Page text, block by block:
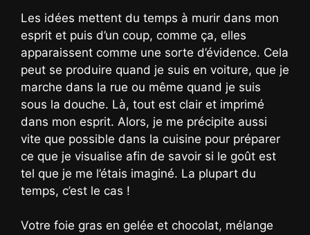
Les idées mettent du temps à murir dans mon
esprit et puis d’un coup, comme ça, elles
apparaissent comme une sorte d’évidence. Cela
peut se produire quand je suis en voiture, que je
marche dans la rue ou même quand je suis
sous la douche. Là, tout est clair et imprimé
dans mon esprit. Alors, je me précipite aussi
vite que possible dans la cuisine pour préparer
ce que je visualise afin de savoir si le goût est
tel que je me l’étais imaginé. La plupart du
temps, c’est le cas !
Votre foie gras en gelée et chocolat, mélange